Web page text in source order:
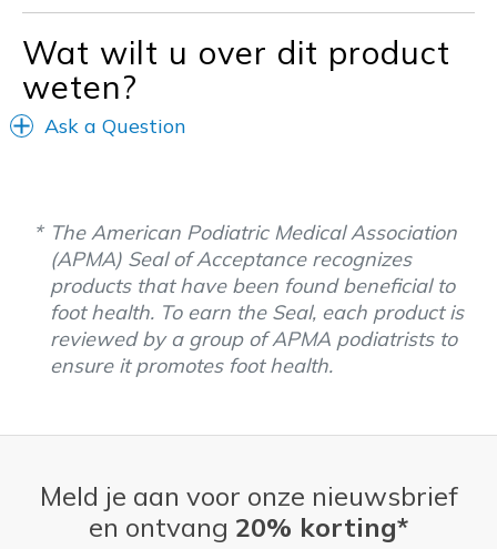
Wat wilt u over dit product
weten?
Ask a Question
The American Podiatric Medical Association
(APMA) Seal of Acceptance recognizes
products that have been found beneficial to
foot health. To earn the Seal, each product is
reviewed by a group of APMA podiatrists to
ensure it promotes foot health.
Meld je aan voor onze nieuwsbrief
en ontvang 20% korting*